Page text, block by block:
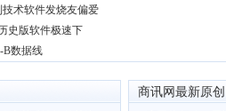
术软件发烧友偏爱
史版软件极速下
B数据线
商讯网最新原创